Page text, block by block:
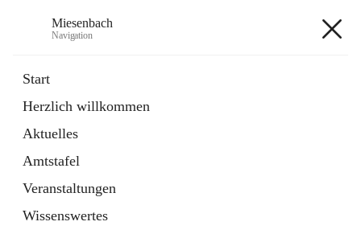
Miesenbach
Navigation
Start
Herzlich willkommen
Aktuelles
Amtstafel
Veranstaltungen
Wissenswertes
Externe Webseite
in
Tab
Region Schneebergland
Externe Webseite
öffnet
in
neuem
Tab